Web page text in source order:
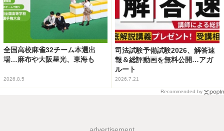
全国高校麻雀32チーム本選出
場…麻布や大阪星光、東海も
2026.8.5
司法試験予備試験2026、解答速
報＆総評動画を無料公開…アガ
ルート
2026.7.21
Recommended by